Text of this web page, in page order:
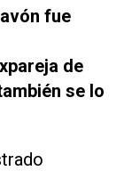
fue
de
se lo